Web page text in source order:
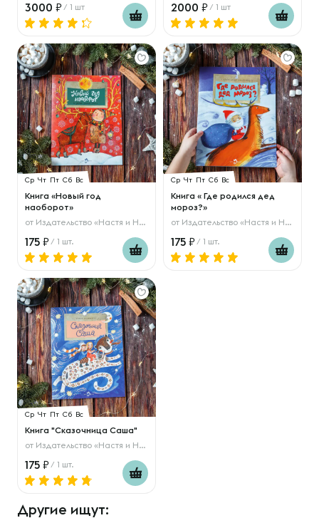
3000 / 1 шт 2000 / 1 шт
Ср Чт Пт Сб Вс
Книга «Новый год
наоборот»
от Издательство «Настя и Никита»
175 / 1 шт.
Ср Чт Пт Сб Вс
Книга « Где родился дед
мороз?»
от Издательство «Настя и Никита»
175 / 1 шт.
Ср Чт Пт Сб Вс
Книга "Сказочница Саша"
от Издательство «Настя и Никита»
175 / 1 шт.
Другие ищут: